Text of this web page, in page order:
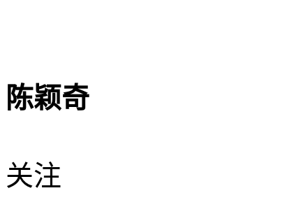
陈颖奇
关注